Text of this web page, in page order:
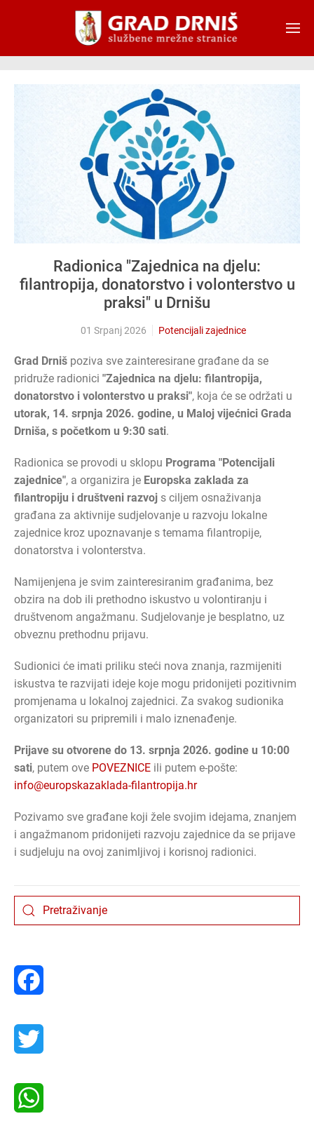
Skip to main content
Radionica "Zajednica na djelu:
filantropija, donatorstvo i volonterstvo u
praksi" u Drnišu
01 Srpanj 2026 Potencijali zajednice
Grad Drniš poziva sve zainteresirane građane da se
pridruže radionici "Zajednica na djelu: filantropija,
donatorstvo i volonterstvo u praksi", koja će se održati u
utorak, 14. srpnja 2026. godine, u Maloj vijećnici Grada
Drniša, s početkom u 9:30 sati.
Radionica se provodi u sklopu Programa "Potencijali
zajednice", a organizira je Europska zaklada za
filantropiju i društveni razvoj s ciljem osnaživanja
građana za aktivnije sudjelovanje u razvoju lokalne
zajednice kroz upoznavanje s temama filantropije,
donatorstva i volonterstva.
Namijenjena je svim zainteresiranim građanima, bez
obzira na dob ili prethodno iskustvo u volontiranju i
društvenom angažmanu. Sudjelovanje je besplatno, uz
obveznu prethodnu prijavu.
Sudionici će imati priliku steći nova znanja, razmijeniti
iskustva te razvijati ideje koje mogu pridonijeti pozitivnim
promjenama u lokalnoj zajednici. Za svakog sudionika
organizatori su pripremili i malo iznenađenje.
Prijave su otvorene do 13. srpnja 2026. godine u 10:00
sati, putem ove POVEZNICE ili putem e-pošte:
info@europskazaklada-filantropija.hr
Pozivamo sve građane koji žele svojim idejama, znanjem
i angažmanom pridonijeti razvoju zajednice da se prijave
i sudjeluju na ovoj zanimljivoj i korisnoj radionici.